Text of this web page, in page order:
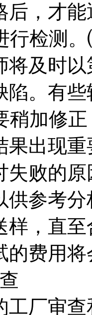
后，才
行检测
将及时
陷。有
稍加修
出现重
失败的
供参考
样，直
的费用
厂审查